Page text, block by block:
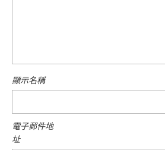
顯示名稱
電子郵件地
址